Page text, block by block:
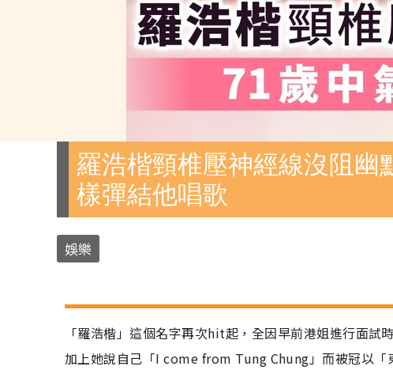
羅浩楷頸椎壓神經線沒阻幽
樣彈結他唱歌
娛樂
「羅浩楷」這個名字再次hit起，全因早前港姐進行面
加上她說自己「I come from Tung Chung」而被冠以「